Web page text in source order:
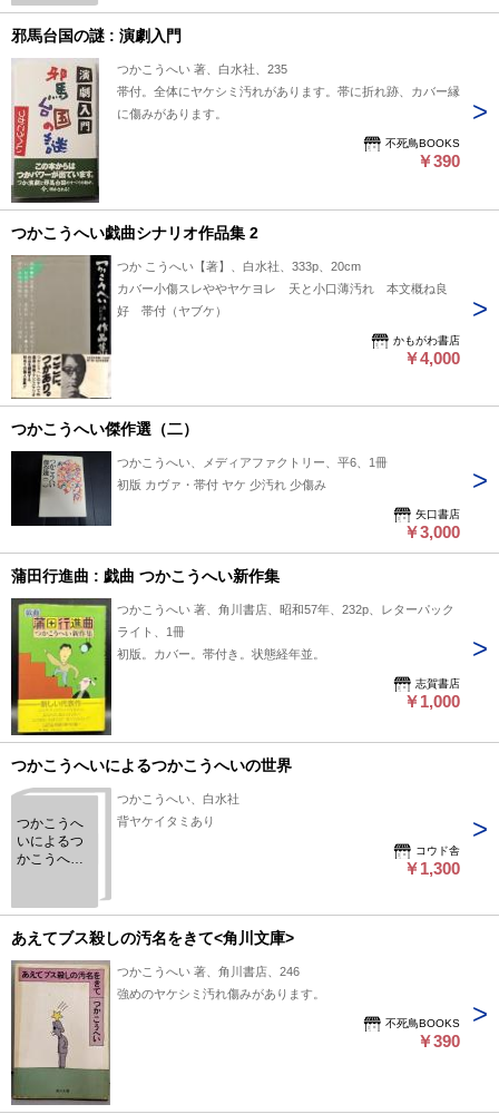
邪馬台国の謎 : 演劇入門
つかこうへい 著、白水社、235
帯付。全体にヤケシミ汚れがあります。帯に折れ跡、カバー縁
に傷みがあります。
不死鳥BOOKS
￥390
つかこうへい戯曲シナリオ作品集 2
つか こうへい【著】、白水社、333p、20cm
カバー小傷スレややヤケヨレ 天と小口薄汚れ 本文概ね良
好 帯付（ヤブケ）
かもがわ書店
￥4,000
つかこうへい傑作選（二）
つかこうへい、メディアファクトリー、平6、1冊
初版 カヴァ・帯付 ヤケ 少汚れ 少傷み
矢口書店
￥3,000
蒲田行進曲 : 戯曲 つかこうへい新作集
つかこうへい 著、角川書店、昭和57年、232p、レターパック
ライト、1冊
初版。カバー。帯付き。状態経年並。
志賀書店
￥1,000
つかこうへいによるつかこうへいの世界
つかこうへ
いによるつ
かこうへい
つかこうへい、白水社
背ヤケイタミあり
コウド舎
￥1,300
あえてブス殺しの汚名をきて<角川文庫>
つかこうへい 著、角川書店、246
強めのヤケシミ汚れ傷みがあります。
不死鳥BOOKS
￥390